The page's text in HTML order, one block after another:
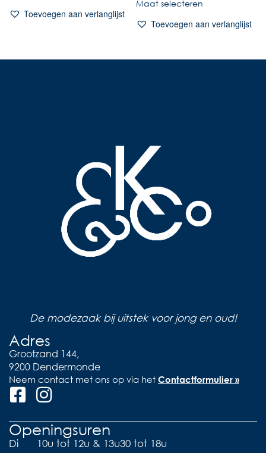
Toevoegen aan verlanglijst
Maat selecteren
Toevoegen aan verlanglijst
De modezaak bij uitstek voor jong en oud!
Adres
Grootzand 144,
9200 Dendermonde
Neem contact met ons op via het Contactformulier »
Openingsuren
Di
10u tot 12u & 13u30 tot 18u